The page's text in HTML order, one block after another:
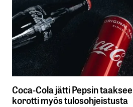
Coca-Cola jätti Pepsin
korotti myös tulosohjeistusta